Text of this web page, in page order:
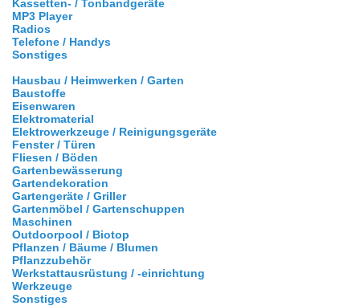
Kassetten- / Tonbandgeräte
MP3 Player
Radios
Telefone / Handys
Sonstiges
Hausbau / Heimwerken / Garten
Baustoffe
Eisenwaren
Elektromaterial
Elektrowerkzeuge / Reinigungsgeräte
Fenster / Türen
Fliesen / Böden
Gartenbewässerung
Gartendekoration
Gartengeräte / Griller
Gartenmöbel / Gartenschuppen
Maschinen
Outdoorpool / Biotop
Pflanzen / Bäume / Blumen
Pflanzzubehör
Werkstattausrüstung / -einrichtung
Werkzeuge
Sonstiges